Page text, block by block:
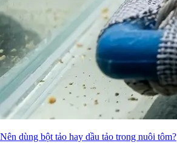
Nên dùng bột tảo hay dầu tảo trong nuôi tôm?